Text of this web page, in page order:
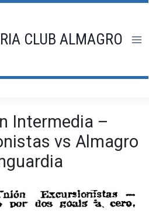
CLUB ALMAGRO
Intermedia –
vs Almagro